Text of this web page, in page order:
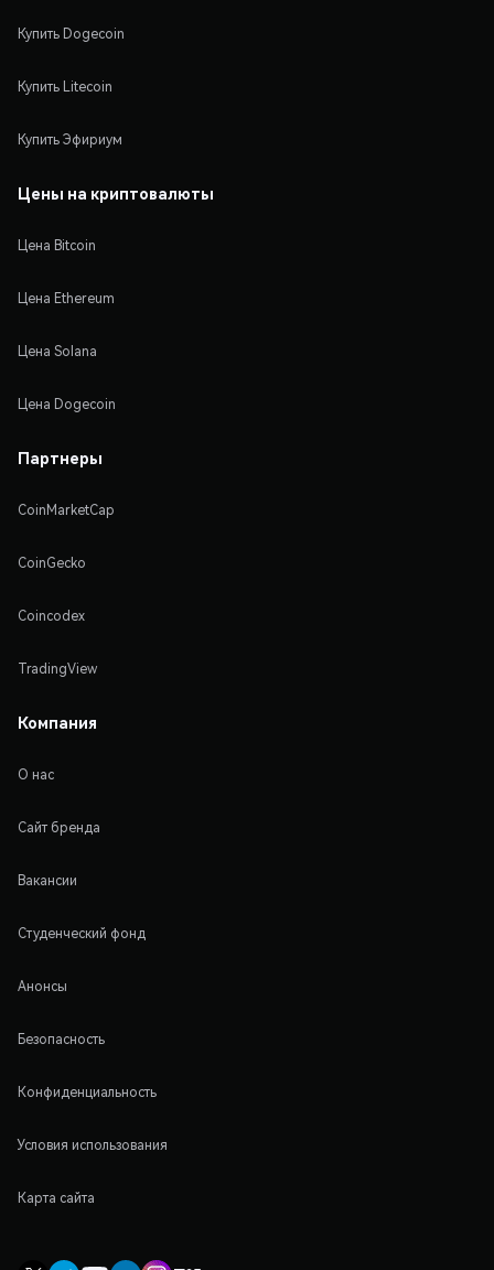
Купить Dogecoin
Купить Litecoin
Купить Эфириум
Цены на криптовалюты
Цена Bitcoin
Цена Ethereum
Цена Solana
Цена Dogecoin
Партнеры
CoinMarketCap
CoinGecko
Coincodex
TradingView
Компания
О нас
Сайт бренда
Вакансии
Студенческий фонд
Анонсы
Безопасность
Конфиденциальность
Условия использования
Карта сайта